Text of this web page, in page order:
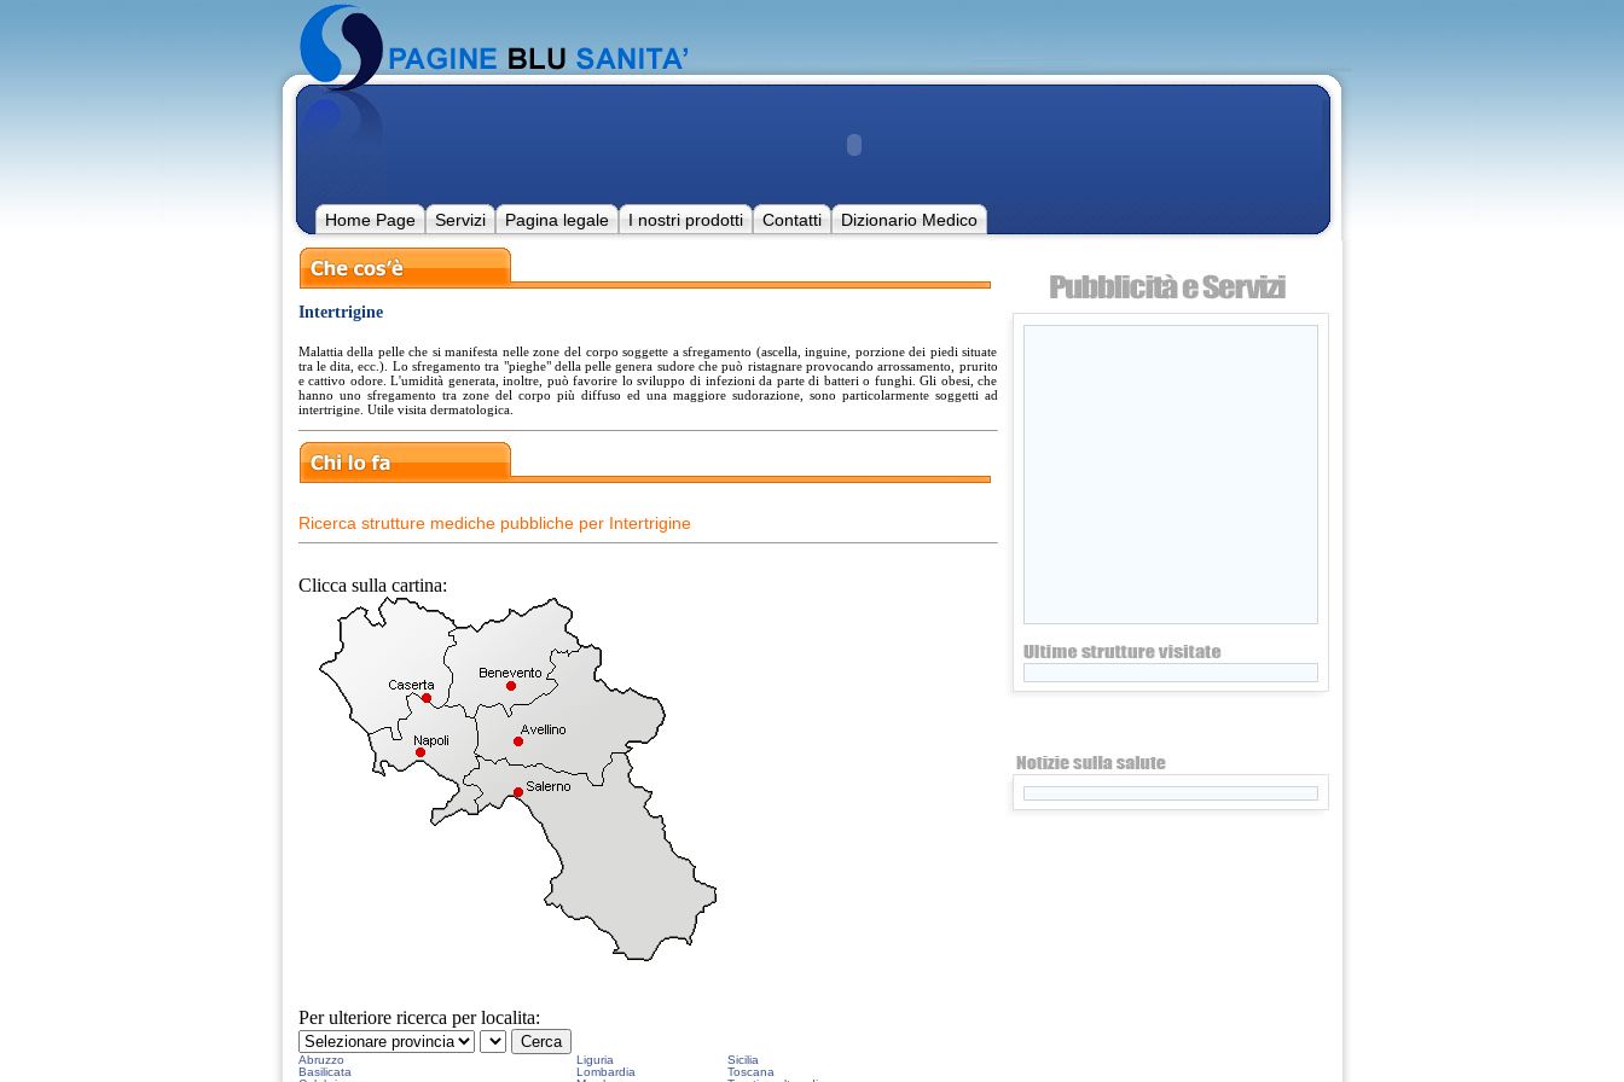
Home Page Servizi Pagina legale I nostri prodotti Contatti Dizionario Medico
Intertrigine
Malattia della pelle che si manifesta nelle zone del corpo soggette a sfregamento (ascella, inguine, porzione dei piedi situate
tra le dita, ecc.). Lo sfregamento tra "pieghe" della pelle genera sudore che può ristagnare provocando arrossamento, prurito
e cattivo odore. L'umidità generata, inoltre, può favorire lo sviluppo di infezioni da parte di batteri o funghi. Gli obesi, che
hanno uno sfregamento tra zone del corpo più diffuso ed una maggiore sudorazione, sono particolarmente soggetti ad
intertrigine. Utile visita dermatologica.
Ricerca strutture mediche pubbliche per Intertrigine
Clicca sulla cartina:
Per ulteriore ricerca per localita:
Abruzzo Liguria
Sicilia
Basilicata
Lombardia
Toscana